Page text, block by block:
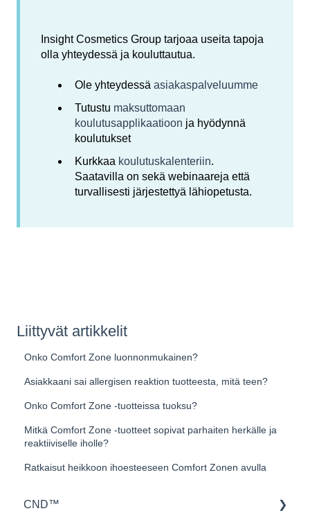
Insight Cosmetics Group tarjoaa useita tapoja
olla yhteydessä ja kouluttautua.
Ole yhteydessä asiakaspalveluumme
Tutustu maksuttomaan
koulutusapplikaatioon ja hyödynnä
koulutukset
Kurkkaa koulutuskalenteriin.
Saatavilla on sekä webinaareja että
turvallisesti järjestettyä lähiopetusta.
Liittyvät artikkelit
Onko Comfort Zone luonnonmukainen?
Asiakkaani sai allergisen reaktion tuotteesta, mitä teen?
Onko Comfort Zone -tuotteissa tuoksu?
Mitkä Comfort Zone -tuotteet sopivat parhaiten herkälle ja
reaktiiviselle iholle?
Ratkaisut heikkoon ihoesteeseen Comfort Zonen avulla
CND™